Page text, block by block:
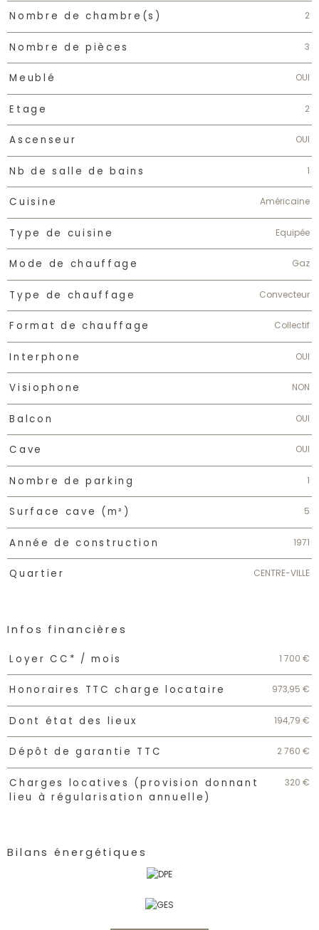
Nombre de chambre(s) 2
Nombre de pièces 3
Meublé OUI
Etage 2
Ascenseur OUI
Nb de salle de bains 1
Cuisine Américaine
Type de cuisine Equipée
Mode de chauffage Gaz
Type de chauffage Convecteur
Format de chauffage Collectif
Interphone OUI
Visiophone NON
Balcon OUI
Cave OUI
Nombre de parking 1
Surface cave (m²) 5
Année de construction 1971
Quartier CENTRE-VILLE
Infos financières
Caractéristiques Valeurs
Loyer CC* / mois 1 700 €
Honoraires TTC charge locataire 973,95 €
Dont état des lieux 194,79 €
Dépôt de garantie TTC 2 760 €
Charges locatives (provision donnant
lieu à régularisation annuelle)
320 €
Bilans énergétiques